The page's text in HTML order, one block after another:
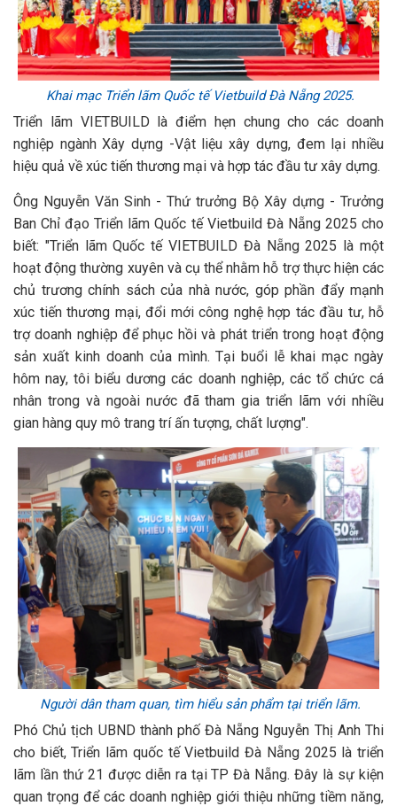
Khai mạc Triển lãm Quốc tế Vietbuild Đà Nẵng 2025.
Triển lãm VIETBUILD là điểm hẹn chung cho các doanh
nghiệp ngành Xây dựng -Vật liệu xây dựng, đem lại nhiều
hiệu quả về xúc tiến thương mại và hợp tác đầu tư xây dựng.
Ông Nguyễn Văn Sinh - Thứ trưởng Bộ Xây dựng - Trưởng
Ban Chỉ đạo Triển lãm Quốc tế Vietbuild Đà Nẵng 2025 cho
biết: "Triển lãm Quốc tế VIETBUILD Đà Nẵng 2025 là một
hoạt động thường xuyên và cụ thể nhằm hỗ trợ thực hiện các
chủ trương chính sách của nhà nước, góp phần đẩy mạnh
xúc tiến thương mại, đổi mới công nghệ hợp tác đầu tư, hỗ
trợ doanh nghiệp để phục hồi và phát triển trong hoạt động
sản xuất kinh doanh của mình. Tại buổi lễ khai mạc ngày
hôm nay, tôi biểu dương các doanh nghiệp, các tổ chức cá
nhân trong và ngoài nước đã tham gia triển lãm với nhiều
gian hàng quy mô trang trí ấn tượng, chất lượng".
Người dân tham quan, tìm hiểu sản phẩm tại triển lãm.
Phó Chủ tịch UBND thành phố Đà Nẵng Nguyễn Thị Anh Thi
cho biết, Triển lãm quốc tế Vietbuild Đà Nẵng 2025 là triển
lãm lần thứ 21 được diễn ra tại TP Đà Nẵng. Đây là sự kiện
quan trọng để các doanh nghiệp giới thiệu những tiềm năng,